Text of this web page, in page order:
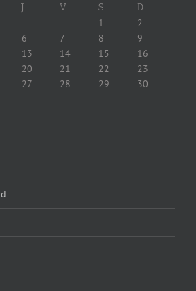
J V S D
1
2
6 7 8
9
13 14 15
16
20 21 22
23
27 28 29
30